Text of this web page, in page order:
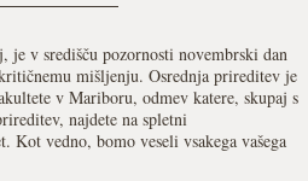
je v središču pozornosti novembrski dan
mišljenju. Osrednja prireditev je
v Mariboru, odmev katere, skupaj s
najdete na spletni
vedno, bomo veseli vsakega vašega